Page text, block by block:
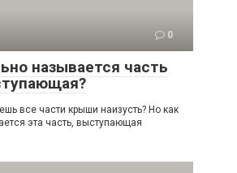
0
называется часть
все части крыши наизусть? Но как
эта часть, выступающая